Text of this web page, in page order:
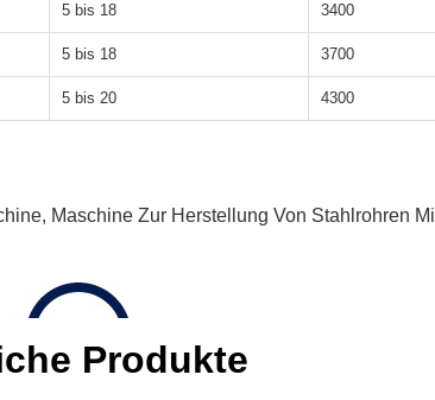
5 bis 18 3400
5 bis 18 3700
5 bis 20 4300
, Maschine Zur Herstellung Von Stahlrohren
Produkte